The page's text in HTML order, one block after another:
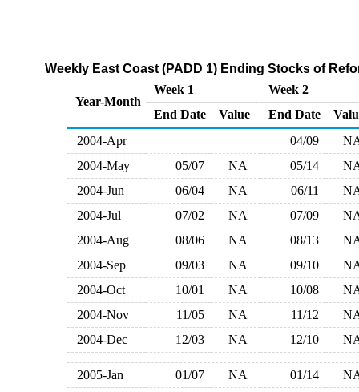
Weekly East Coast (PADD 1) Ending Stocks of
Year-Month
Week 1
Week 2
End Date
Value End Date
2004-Apr
04/09
2004-May
05/07 NA 05/14
2004-Jun
06/04 NA 06/11
2004-Jul
07/02 NA 07/09
2004-Aug
08/06 NA 08/13
2004-Sep
09/03 NA 09/10
2004-Oct
10/01 NA 10/08
2004-Nov
11/05 NA 11/12
2004-Dec
12/03 NA 12/10
2005-Jan 01/07 NA 01/14